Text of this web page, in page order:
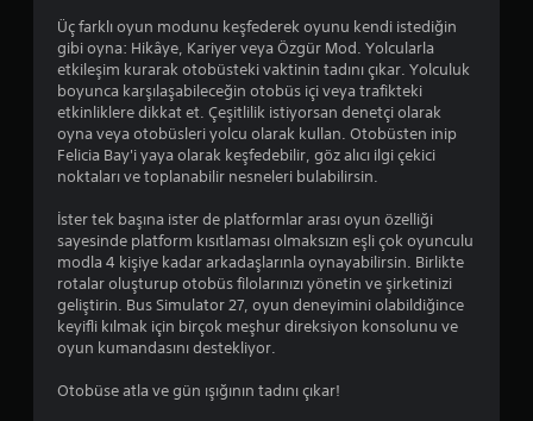
e
m
e
l
)
Ç
u
u
k
h
a
s
s
a
i
Üç farklı oyun modunu keşfederek oyunu kendi istediğin
gibi oyna: Hikâye, Kariyer veya Özgür Mod. Yolcularla
etkileşim kurarak otobüsteki vaktinin tadını çıkar. Yolculuk
boyunca karşılaşabileceğin otobüs içi veya trafikteki
etkinliklere dikkat et. Çeşitlilik istiyorsan denetçi olarak
oyna veya otobüsleri yolcu olarak kullan. Otobüsten inip
Felicia Bay'i yaya olarak keşfedebilir, göz alıcı ilgi çekici
noktaları ve toplanabilir nesneleri bulabilirsin.
İster tek başına ister de platformlar arası oyun özelliği
sayesinde platform kısıtlaması olmaksızın eşli çok oyunculu
modla 4 kişiye kadar arkadaşlarınla oynayabilirsin. Birlikte
rotalar oluşturup otobüs filolarınızı yönetin ve şirketinizi
geliştirin. Bus Simulator 27, oyun deneyimini olabildiğince
keyifli kılmak için birçok meşhur direksiyon konsolunu ve
oyun kumandasını destekliyor.
Otobüse atla ve gün ışığının tadını çıkar!